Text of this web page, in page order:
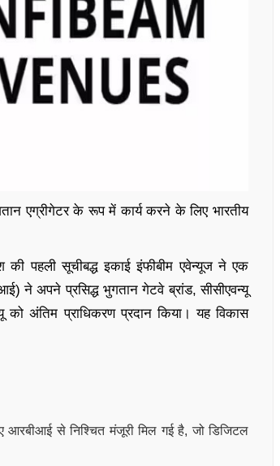
एग्रीगेटर के रूप में कार्य करने के लिए भारतीय
पहली सूचीबद्ध इकाई इंफीबीम एवेन्यूज ने एक
ने अपने प्रसिद्ध भुगतान गेटवे ब्रांड, सीसीएवन्यू
अंतिम प्राधिकरण प्रदान किया। यह विकास
आरबीआई से निश्चित मंजूरी मिल गई है, जो डिजिटल